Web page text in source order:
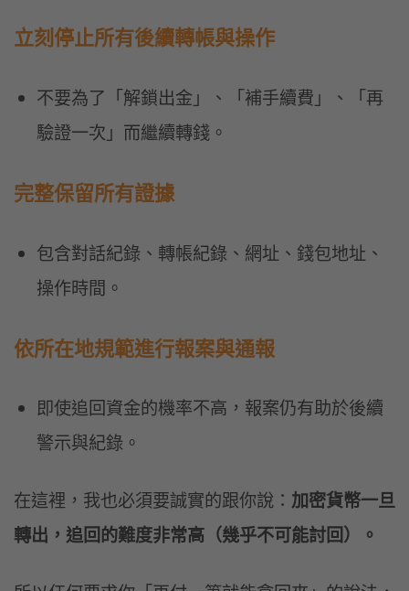
立刻停止所有後續轉帳與操作
不要為了「解鎖出金」、「補手續費」、「再
驗證一次」而繼續轉錢。
完整保留所有證據
包含對話紀錄、轉帳紀錄、網址、錢包地址、
操作時間。
依所在地規範進行報案與通報
即使追回資金的機率不高，報案仍有助於後續
警示與紀錄。
在這裡，我也必須要誠實的跟你說： 加密貨幣一旦
轉出，追回的難度非常高（幾乎不可能討回）。